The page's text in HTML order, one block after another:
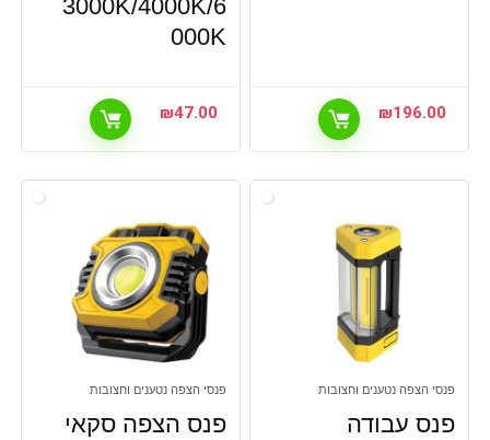
₪196.00
3000K/4000K/6
000K
₪47.00
פנסי הצפה נטענים וחצובות
פנס עבודה
פנסי הצפה נטענים וחצובות
פנס הצפה סקאי